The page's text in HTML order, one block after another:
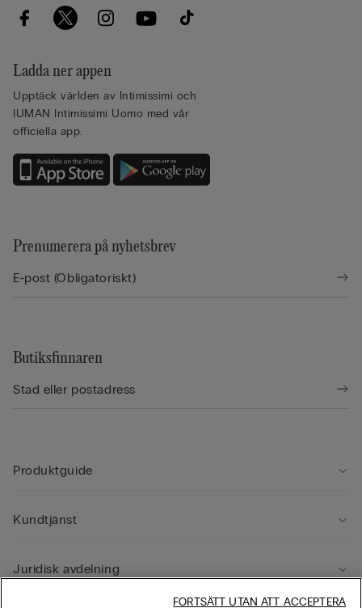
Ladda ner appen
Upptäck världen av Intimissimi och
IUMAN Intimissimi Uomo med vår
officiella app.
Prenumerera på nyhetsbrev
Butiksfinnaren
Produktguide
Kundtjänst
Juridisk avdelning
FORTSÄTT UTAN ATT ACCEPTERA